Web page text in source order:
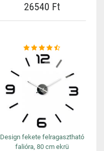
26540 Ft
Design fekete felragasztható
falióra, 80 cm ekrü